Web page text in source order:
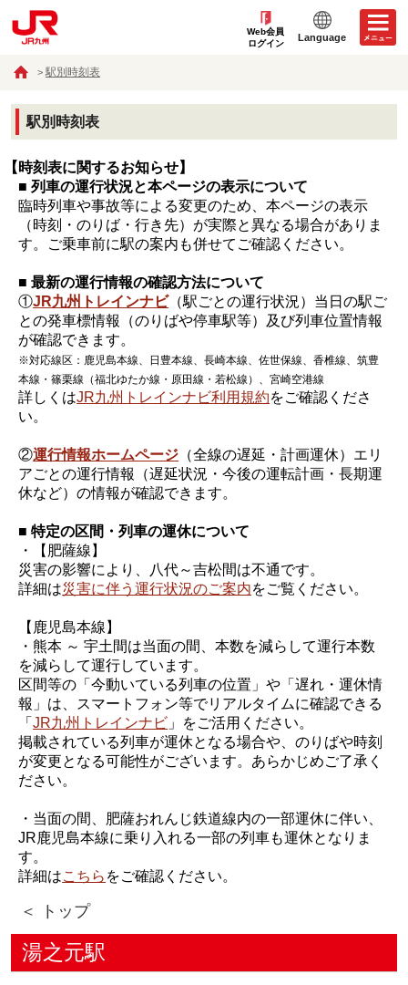
Web会員
ログイン
Language
駅別時刻表
駅別時刻表
【時刻表に関するお知らせ】
■ 列車の運行状況と本ページの表示について
臨時列車や事故等による変更のため、本ページの表示
（時刻・のりば・行き先）が実際と異なる場合がありま
す。ご乗車前に駅の案内も併せてご確認ください。
■ 最新の運行情報の確認方法について
①JR九州トレインナビ（駅ごとの運行状況）当日の駅ご
との発車標情報（のりばや停車駅等）及び列車位置情報
が確認できます。
※対応線区：鹿児島本線、日豊本線、長崎本線、佐世保線、香椎線、筑豊
本線・篠栗線（福北ゆたか線・原田線・若松線）、宮崎空港線
詳しくはJR九州トレインナビ利用規約をご確認くださ
い。
②運行情報ホームページ （全線の遅延・計画運休）エリ
アごとの運行情報（遅延状況・今後の運転計画・長期運
休など）の情報が確認できます。
■ 特定の区間・列車の運休について
・【肥薩線】
災害の影響により、八代～吉松間は不通です。
詳細は災害に伴う運行状況のご案内をご覧ください。
【鹿児島本線】
・熊本 ～ 宇土間は当面の間、本数を減らして運行本数
を減らして運行しています。
区間等の「今動いている列車の位置」や「遅れ・運休情
報」は、スマートフォン等でリアルタイムに確認できる
「JR九州トレインナビ 」をご活用ください。
掲載されている列車が運休となる場合や、のりばや時刻
が変更となる可能性がございます。あらかじめご了承く
ださい。
・当面の間、肥薩おれんじ鉄道線内の一部運休に伴い、
JR鹿児島本線に乗り入れる一部の列車も運休となりま
す。
詳細はこちら をご確認ください。
＜ トップ
湯之元駅